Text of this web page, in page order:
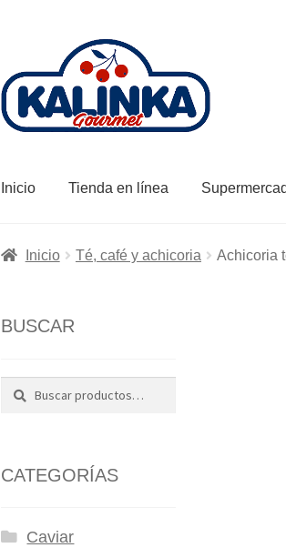
la
navegación
contenido
Inicio Tienda en línea
Inicio Té, café y achicoria Achicoria
BUSCAR
Buscar
por:
Buscar
CATEGORÍAS
Caviar